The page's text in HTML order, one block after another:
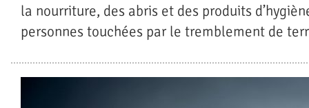
la nourriture, des abris et des produits
personnes touchées par le tremblement de